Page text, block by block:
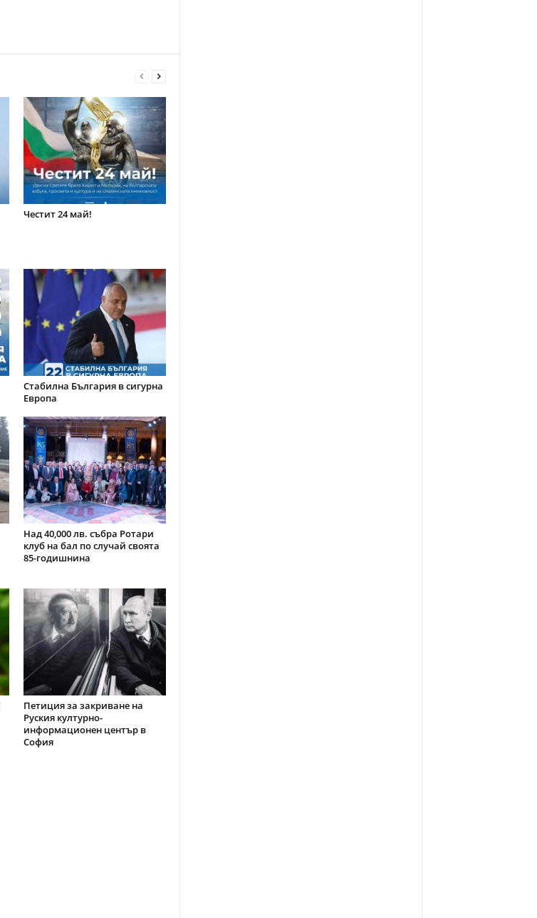
Честит 24 май!
Стабилна България в сигурна
Европа
Над 40,000 лв. събра Ротари
клуб на бал по случай своята
85-годишнина
Петиция за закриване на
Руския културно-
информационен център в
София